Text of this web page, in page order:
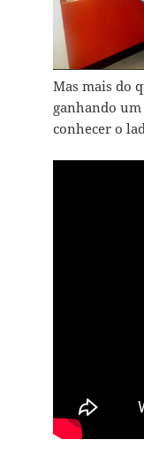
Mas mais do
ganhando
conhecer o